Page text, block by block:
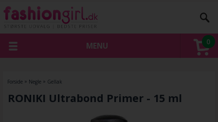
0
MENU
Forside » Negle » Gellak
RONIKI Ultrabond Primer - 15 ml